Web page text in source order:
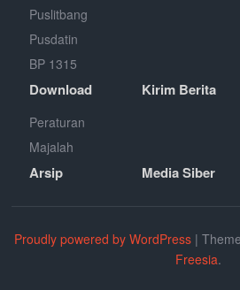
Puslitbang
Pusdatin
BP 1315
Download
Peraturan
Majalah
Kirim Berita
Arsip Media Siber
Proudly powered by WordPress |
Freesia.